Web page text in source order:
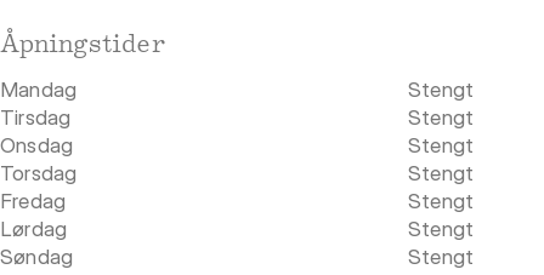
Åpningstider
Mandag
Stengt
Tirsdag
Stengt
Onsdag
Stengt
Torsdag
Stengt
Fredag
Stengt
Lørdag
Stengt
Søndag
Stengt